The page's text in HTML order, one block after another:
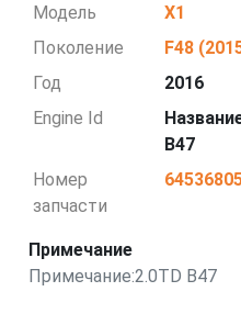
Модель
X1
Поколение
F48
Год
2016
Engine Id
B47
Номер
запчасти
Примечание
Примечание:2.0TD B47